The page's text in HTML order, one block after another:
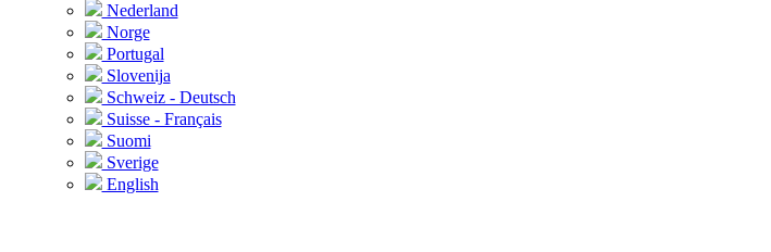
Nederland
Norge
Portugal
Slovenija
Schweiz - Deutsch
Suisse - Français
Suomi
Sverige
English